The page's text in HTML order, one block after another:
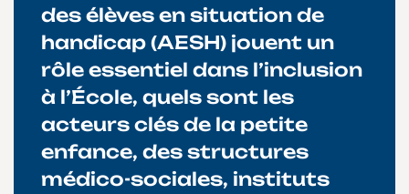
des élèves en situation de
handicap (AESH) jouent un
rôle essentiel dans l’inclusion
à l’École, quels sont les
acteurs clés de la petite
enfance, des structures
médico-sociales, instituts